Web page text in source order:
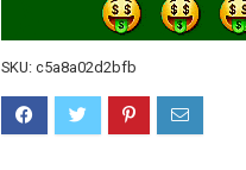
SKU:c5a8a02d2bfb